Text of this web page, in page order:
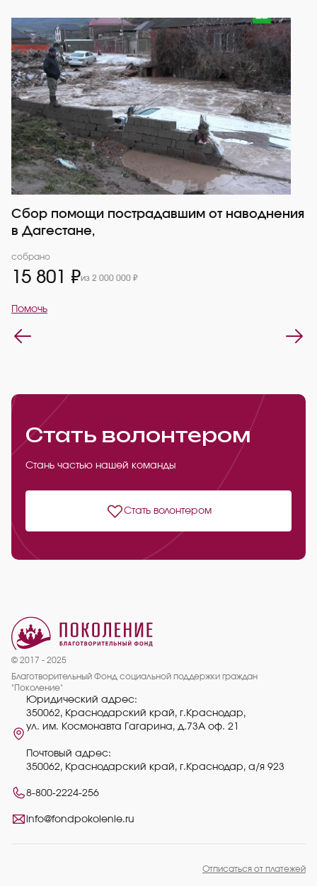
Сбор помощи пострадавшим от наводнения
в Дагестане,
собрано
15 801 ₽из 2 000 000 ₽
Помочь
Стать волонтером
Стань частью нашей команды
Стать волонтером
© 2017 - 2025
Благотворительный Фонд социальной поддержки граждан
"Поколение"
Юридический адрес:
350062, Краснодарский край, г.Краснодар,
ул. им. Космонавта Гагарина, д.73А оф. 21
Почтовый адрес:
350062, Краснодарский край, г.Краснодар, а/я 923
8-800-2224-256
info@fondpokolenie.ru
Отписаться от платежей